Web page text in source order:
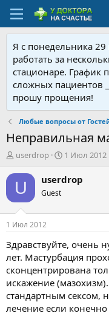
Я с понедельника
работать за
стационаре. График
сложных пациентов
прошу прощения!
Любые вопросы от
Неправильная
А
т
т
е
м
ы
userdrop
Д
т
а
л
а
1 Июл 2012
U userdrop
Guest
1 Июл 2012
Здравствуйте, очень
лет. Мастурбация
сконцентрирована
искажение
стандартным сексом,
лечение если